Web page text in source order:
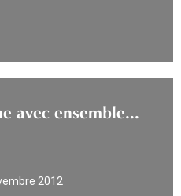
avec ensemble...
2012